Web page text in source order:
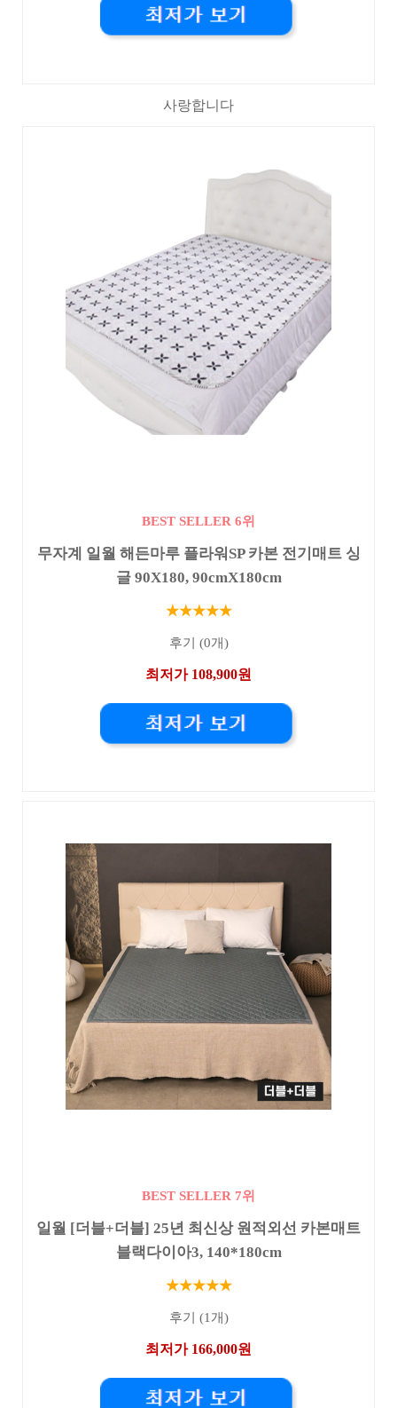
사랑합니다
BEST SELLER 6위
무자계 일월 해든마루 플라워SP 카본 전기매트 싱
글 90X180, 90cmX180cm
★★★★★
후기 (0개)
최저가 108,900원
BEST SELLER 7위
일월 [더블+더블] 25년 최신상 원적외선 카본매트
블랙다이아3, 140*180cm
★★★★★
후기 (1개)
최저가 166,000원